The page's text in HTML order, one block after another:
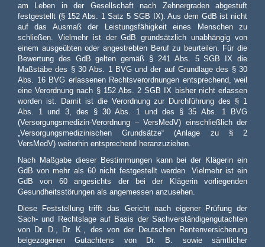
am Leben in der Gesellschaft nach Zehnergraden abgestuft
festgestellt (§ 152 Abs. 1 Satz 5 SGB IX). Aus dem GdB ist nicht
auf das Ausmaß der Leistungsfähigkeit eines Menschen zu
schließen. Vielmehr ist der GdB grundsätzlich unabhängig von
einem ausgeübten oder angestrebten Beruf zu beurteilen. Für die
Bewertung des GdB gelten gemäß § 241 Abs. 5 SGB IX die
Maßstäbe des § 30 Abs. 1 BVG und der auf Grundlage des § 30
Abs. 16 BVG erlassenen Rechtsverordnungen entsprechend, weil
eine Verordnung nach § 152 Abs. 2 SGB IX bisher nicht erlassen
worden ist. Damit ist die Verordnung zur Durchführung des § 1
Abs. 1 und 3, des § 30 Abs. 1 und des § 35 Abs. 1 BVG
(Versorgungsmedizin-Verordnung – VersMedV) einschließlich der
„Versorgungsmedizinischen Grundsätze“ (Anlage zu § 2
VersMedV) weiterhin entsprechend heranzuziehen.
Nach Maßgabe dieser Bestimmungen kann bei der Klägerin ein
GdB von mehr als 60 nicht festgestellt werden. Vielmehr ist ein
GdB von 60 angesichts der bei der Klägerin vorliegenden
Gesundheitsstörungen als angemessen anzusehen.
Diese Feststellung trifft das Gericht nach eigener Prüfung der
Sach- und Rechtslage auf Basis der Sachverständigengutachten
von Dr. D., Dr. K., des von der Deutschen Rentenversicherung
beigezogenen Gutachtens von Dr. B. sowie sämtlicher